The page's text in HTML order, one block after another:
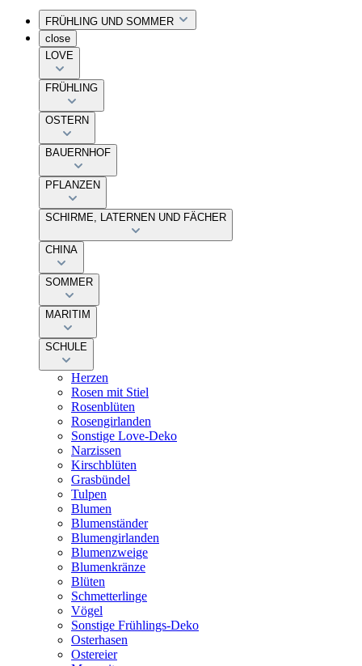
FRÜHLING UND SOMMER
close
LOVE
FRÜHLING
OSTERN
BAUERNHOF
PFLANZEN
SCHIRME, LATERNEN UND FÄCHER
CHINA
SOMMER
MARITIM
SCHULE
Herzen
Rosen mit Stiel
Rosenblüten
Rosengirlanden
Sonstige Love-Deko
Narzissen
Kirschblüten
Grasbündel
Tulpen
Blumen
Blumenständer
Blumengirlanden
Blumenzweige
Blumenkränze
Blüten
Schmetterlinge
Vögel
Sonstige Frühlings-Deko
Osterhasen
Ostereier